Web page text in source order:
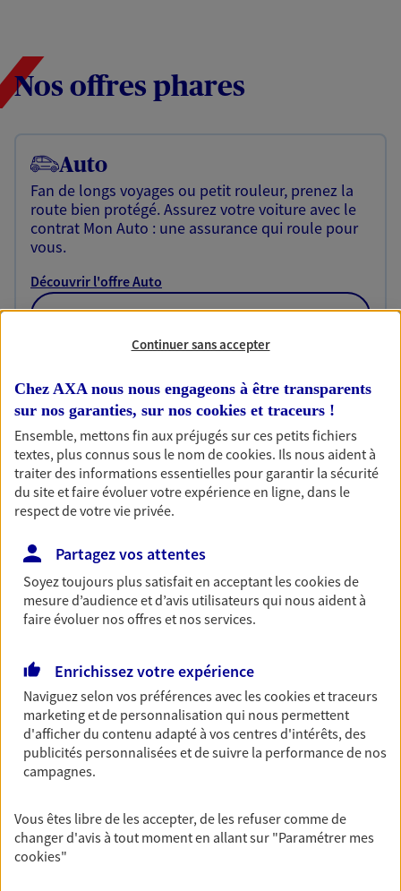
Nos offres phares
Auto
Fan de longs voyages ou petit rouleur, prenez la
route bien protégé. Assurez votre voiture avec le
contrat Mon Auto : une assurance qui roule pour
vous.
Découvrir l'offre Auto
OBTENIR UN TARIF EN LIGNE
Habitation
Votre logement est unique, comme vous. Le
contrat Ma Maison assure votre sérénité en
protégeant ce qui vous tient à coeur.
Découvrir l'offre Habitation
OBTENIR UN TARIF EN LIGNE
Garantie Accidents de la Vie
Bricoleuse, féru de jardinage, pâtissier en herbe
Accident, protégez votre qualité de vie et vos
revenus.
Découvrir l'offre Garantie Accidents de la Vie
OBTENIR UN TARIF EN LIGNE
Multirisque Entreprise
Gagnez en simplicité et en sérénité avec votre
Continuer sans accepter
Chez AXA nous nous engageons à être transparents
sur nos garanties, sur nos cookies et traceurs !
Ensemble, mettons fin aux préjugés sur ces petits fichiers
textes, plus connus sous le nom decookies. Ils nous aident à
traiter des informations essentielles pour garantir la sécurité
du site et faire évoluer votre expérience en ligne, dans le
respect de votre vie privée.
Partagez vos attentes
Soyez toujours plus satisfait en acceptant lescookiesde
mesure d’audience et d’avis utilisateurs qui nous aident à
faire évoluer nos offres et nos services.
Enrichissez votre expérience
Naviguez selon vos préférences avec lescookies et traceurs
marketing et de personnalisation qui nous permettent
d'afficher du contenu adapté à vos centres d'intérêts, des
publicités personnalisées et de suivre la performance de nos
campagnes.
Vous êtes libre de les accepter, de les refuser comme de
changer d'avis à tout moment en allant sur "Paramétrer mes
cookies"